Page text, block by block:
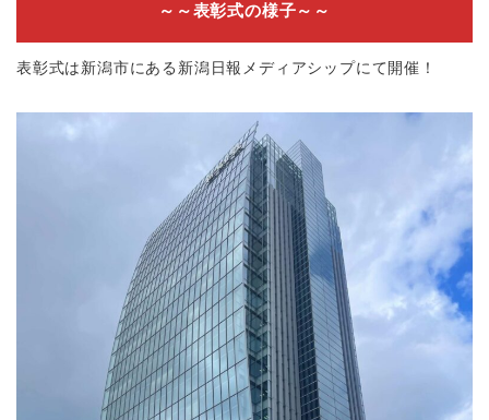
～～表彰式の様子～～
表彰式は新潟市にある新潟日報メディアシップにて開催！